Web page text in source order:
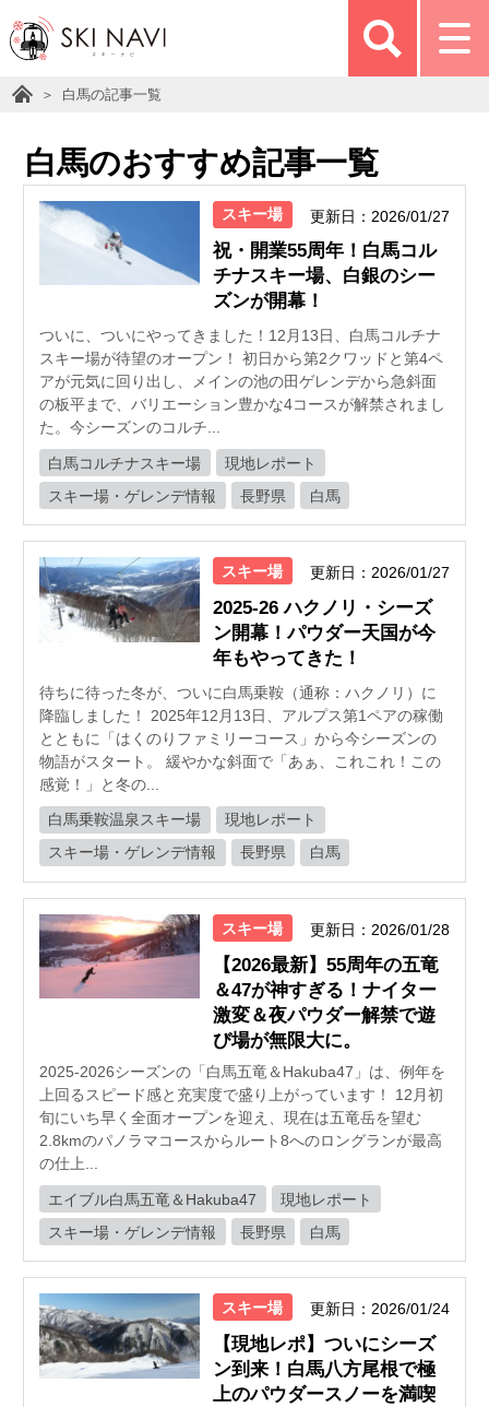
白馬の記事一覧
白馬のおすすめ記事一覧
スキー場 更新日：2026/01/27
祝・開業55周年！白馬コル
チナスキー場、白銀のシー
ズンが開幕！
ついに、ついにやってきました！12月13日、白馬コルチナ
スキー場が待望のオープン！ 初日から第2クワッドと第4ペ
アが元気に回り出し、メインの池の田ゲレンデから急斜面
の板平まで、バリエーション豊かな4コースが解禁されまし
た。今シーズンのコルチ...
白馬コルチナスキー場
現地レポート
スキー場・ゲレンデ情報
長野県 白馬
スキー場 更新日：2026/01/27
2025-26 ハクノリ・シーズ
ン開幕！パウダー天国が今
年もやってきた！
待ちに待った冬が、ついに白馬乗鞍（通称：ハクノリ）に
降臨しました！ 2025年12月13日、アルプス第1ペアの稼働
とともに「はくのりファミリーコース」から今シーズンの
物語がスタート。 緩やかな斜面で「あぁ、これこれ！この
感覚！」と冬の...
白馬乗鞍温泉スキー場
現地レポート
スキー場・ゲレンデ情報
長野県 白馬
スキー場 更新日：2026/01/28
【2026最新】55周年の五竜
＆47が神すぎる！ナイター
激変＆夜パウダー解禁で遊
び場が無限大に。
2025-2026シーズンの「白馬五竜＆Hakuba47」は、例年を
上回るスピード感と充実度で盛り上がっています！ 12月初
旬にいち早く全面オープンを迎え、現在は五竜岳を望む
2.8kmのパノラマコースからルート8へのロングランが最高
の仕上...
エイブル白馬五竜＆Hakuba47
現地レポート
スキー場・ゲレンデ情報
長野県 白馬
スキー場 更新日：2026/01/24
【現地レポ】ついにシーズ
ン到来！白馬八方尾根で極
上のパウダースノーを満喫